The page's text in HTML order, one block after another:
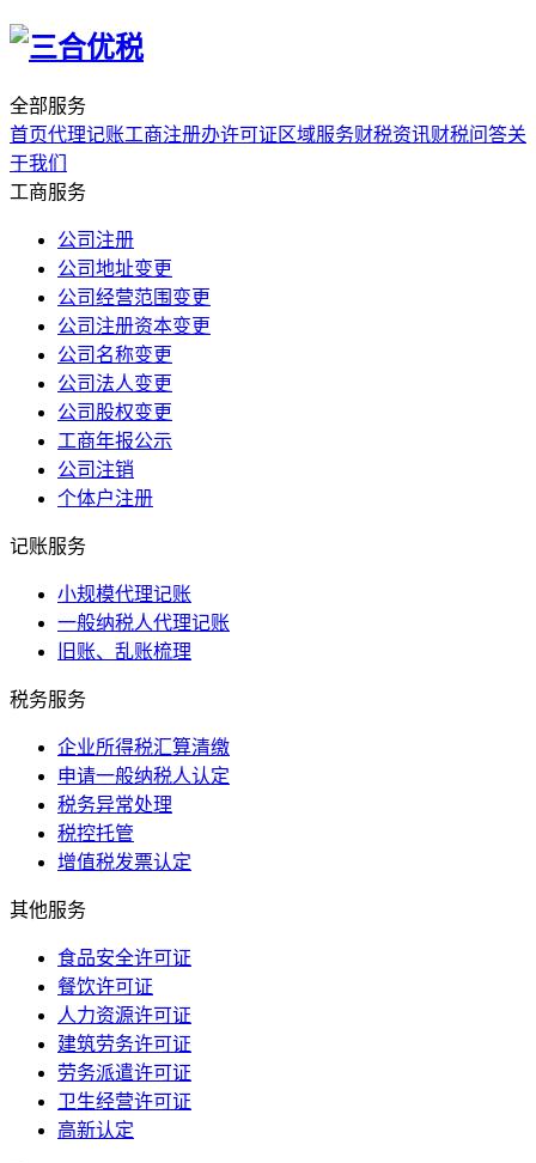
全部服务
首页代理记账工商注册办许可证 区域服务财税资讯财税问答关
于我们
工商服务
公司注册
公司地址变更
公司经营范围变更
公司注册资本变更
公司名称变更
公司法人变更
公司股权变更
工商年报公示
公司注销
个体户注册
记账服务
小规模代理记账
一般纳税人代理记账
旧账、乱账梳理
税务服务
企业所得税汇算清缴
申请一般纳税人认定
税务异常处理
税控托管
增值税发票认定
其他服务
食品安全许可证
餐饮许可证
人力资源许可证
建筑劳务许可证
劳务派遣许可证
卫生经营许可证
高新认定